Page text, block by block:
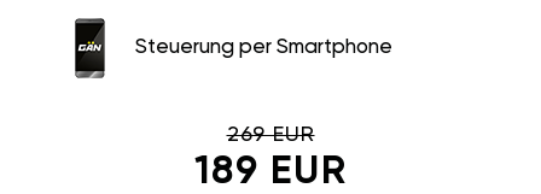
Steuerung per Smartphone
269 EUR
189 EUR